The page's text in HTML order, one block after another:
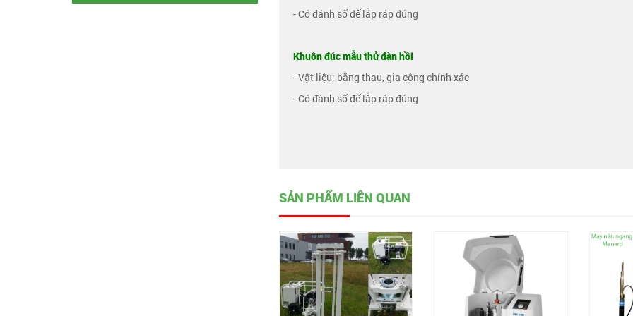
- Có đánh số để lắp ráp đúng
Khuôn đúc mẫu thử đàn hồi
- Vật liệu: bằng thau, gia công chính xác
- Có đánh số để lắp ráp đúng
SẢN PHẨM LIÊN QUAN